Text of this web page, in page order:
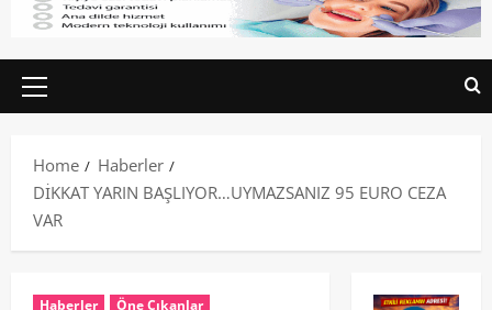
Home
Haberler
DİKKAT YARIN BAŞLIYOR…UYMAZSANIZ 95 EURO CEZA
VAR
Haberler
Öne Çıkanlar